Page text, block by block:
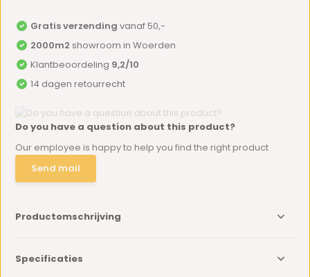
Gratis verzending vanaf 50,-
2000m2 showroom in Woerden
Klantbeoordeling 9,2/10
14 dagen retourrecht
Do you have a question about this product?
Our employee is happy to help you find the right product
Send mail
Productomschrijving
Specificaties